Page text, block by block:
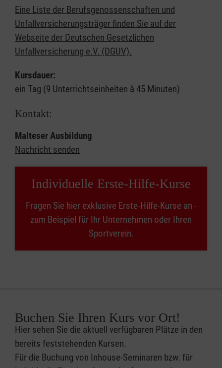
Eine Liste der Berufsgenossenschaften und
Unfallversicherungsträger finden Sie auf der
Webseite der Deutschen Gesetzlichen
Unfallversicherung e.V. (DGUV).
Kursdauer:
ein Tag (9 Unterrichtseinheiten à 45 Minuten)
Kontakt:
Malteser Ausbildung
Nachricht senden
Individuelle Erste-Hilfe-Kurse
Fragen Sie hier exklusive Erste-Hilfe-Kurse an -
zum Beispiel für Ihr Unternehmen oder Ihren
Sportverein.
Buchen Sie Ihren Kurs vor Ort!
Hier sehen Sie die aktuell verfügbaren Plätze in den
bereits feststehenden Kursen.
Für die Buchung von Inhouse-Seminaren bzw. für